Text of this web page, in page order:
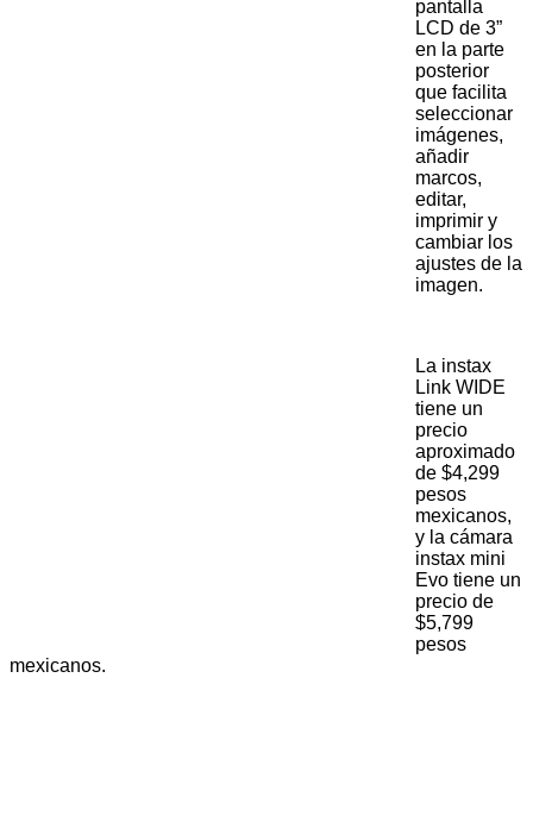
pantalla
LCD de 3”
en la parte
posterior
que facilita
seleccionar
imágenes,
añadir
marcos,
editar,
imprimir y
cambiar los
ajustes de la
imagen.
La instax
Link WIDE
tiene un
precio
aproximado
de $4,299
pesos
mexicanos,
y la cámara
instax mini
Evo tiene un
precio de
$5,799
pesos
mexicanos.